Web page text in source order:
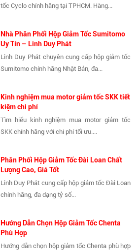
tốc Cyclo chính hãng tại TPHCM. Hàng...
Nhà Phân Phối Hộp Giảm Tốc Sumitomo
Uy Tín – Linh Duy Phát
Linh Duy Phát chuyên cung cấp hộp giảm tốc
Sumitomo chính hãng Nhật Bản, đa...
Kinh nghiệm mua motor giảm tốc SKK tiết
kiệm chi phí
Tìm hiểu kinh nghiệm mua motor giảm tốc
SKK chính hãng với chi phí tối ưu....
Phân Phối Hộp Giảm Tốc Đài Loan Chất
Lượng Cao, Giá Tốt
Linh Duy Phát cung cấp hộp giảm tốc Đài Loan
chính hãng, đa dạng tỷ số...
Hướng Dẫn Chọn Hộp Giảm Tốc Chenta
Phù Hợp
Hướng dẫn chọn hộp giảm tốc Chenta phù hợp